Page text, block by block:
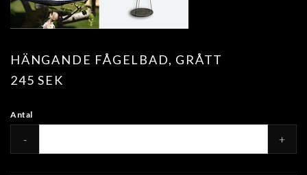
HÄNGANDE FÅGELBAD, GRÅTT
245 SEK
Antal
- +